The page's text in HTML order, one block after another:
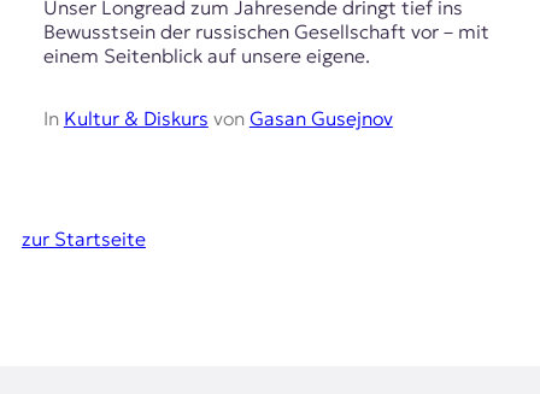
Unser Longread zum Jahresende dringt tief ins
Bewusstsein der russischen Gesellschaft vor – mit
einem Seitenblick auf unsere eigene.
In Kultur & Diskurs von Gasan Gusejnov
zur Startseite